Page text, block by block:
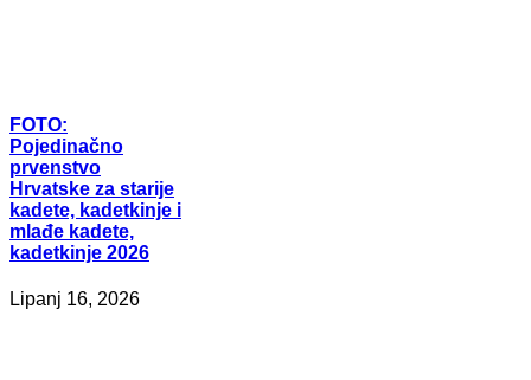
FOTO:
Pojedinačno
prvenstvo
Hrvatske za starije
kadete, kadetkinje i
mlađe kadete,
kadetkinje 2026
Lipanj 16, 2026